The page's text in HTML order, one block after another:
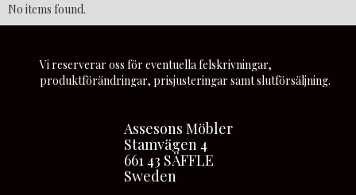
No items found.
Vi reserverar oss för eventuella felskrivningar,
produktförändringar, prisjusteringar samt slutförsäljning.
Assesons Möbler
Stamvägen 4
661 43 SÄFFLE
Sweden